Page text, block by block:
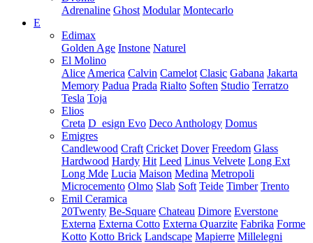
Adrenaline Ghost Modular Montecarlo
E
Edimax
Golden Age Instone Naturel
El Molino
Alice America Calvin Camelot Clasic Gabana Jakarta
Memory Padua Prada Rialto Soften Studio Terratzo
Tesla Toja
Elios
Creta D_esign Evo Deco Anthology Domus
Emigres
Candlewood Craft Cricket Dover Freedom Glass
Hardwood Hardy Hit Leed Linus Velvete Long Ext
Long Mde Lucia Maison Medina Metropoli
Microcemento Olmo Slab Soft Teide Timber Trento
Emil Ceramica
20Twenty Be-Square Chateau Dimore Everstone
Externa Externa Cotto Externa Quarzite Fabrika Forme
Kotto Kotto Brick Landscape Mapierre Millelegni